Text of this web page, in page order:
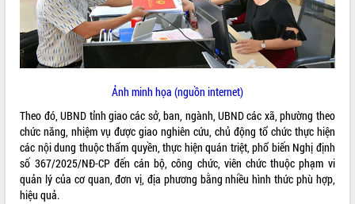
Ảnh minh họa (nguồn internet)
Theo đó, UBND tỉnh giao các sở, ban, ngành, UBND các xã, phường theo
chức năng, nhiệm vụ được giao nghiên cứu, chủ động tổ chức thực hiện
các nội dung thuộc thẩm quyền, thực hiện quán triệt, phổ biến Nghị định
số 367/2025/NĐ-CP đến cán bộ, công chức, viên chức thuộc phạm vi
quản lý của cơ quan, đơn vị, địa phương bằng nhiều hình thức phù hợp,
hiệu quả.